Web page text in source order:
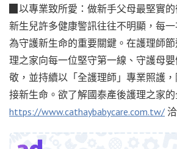
▉以專業致所愛：做新手父母最堅實
新生兒許多健康警訊往往不明顯，每
為守護新生命的重要關鍵。在護理師
理之家向每一位堅守第一線、守護母
敬，並持續以「全護理師」專業照護
接新生命。欲了解國泰產後護理之家的
https://www.cathaybabycare.com.tw/